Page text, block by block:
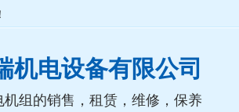
机电设备有限公司
机组的销售，租赁，维修，保养